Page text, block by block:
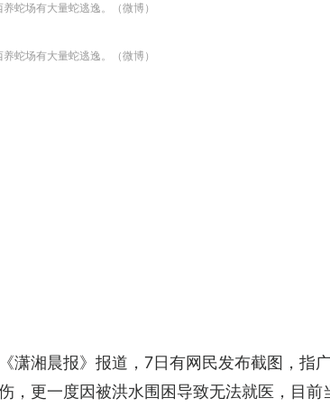
养蛇场有大量蛇逃逸。（微博）
养蛇场有大量蛇逃逸。（微博）
潇湘晨报》报道，7日有网民发布截图，指
，更一度因被洪水围困导致无法就医，目前